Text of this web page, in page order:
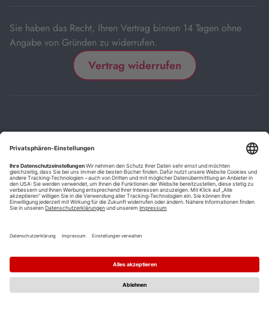
Sie haben das Recht, Ihren Vertrag binnen 14 Tagen ohne
Angabe von Gründen zu widerrufen.
Vertrag widerrufen
BarrierefreiheitserklärungCookie-Einstellungen
*
Die mit Sternchen (*) gekennzeichneten Links sind Affiliate-Links.
Wenn Sie auf einen solchen Link klicken und auf der Zielseite etwas
kaufen, bekommen wir vom betreffenden Anbieter oder Online-Shop
Kauf oder Preis.
Mehrwertsteuer.
Versand innerhalb Deutschlands versandkostenfrei ab 9,00 €
Bestellwert.
2
Vorbestellung ab 30 Tage vor Erscheinungstermin möglich.